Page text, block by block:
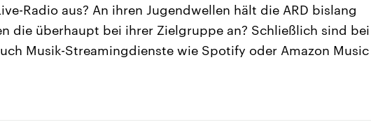
Radio aus? An ihren Jugendwellen hält die ARD bislang
die überhaupt bei ihrer Zielgruppe an? Schließlich sind bei
Musik-Streamingdienste wie Spotify oder Amazon Music